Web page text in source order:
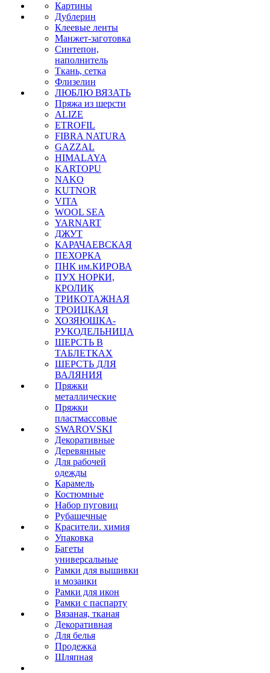
Картины
Дублерин
Клеевые ленты
Манжет-заготовка
Синтепон,
наполнитель
Ткань, сетка
Флизелин
ЛЮБЛЮ ВЯЗАТЬ
Пряжа из шерсти
ALIZE
ETROFIL
FIBRA NATURA
GAZZAL
HIMALAYA
KARTOPU
NAKO
KUTNOR
VITA
WOOL SEA
YARNART
ДЖУТ
КАРАЧАЕВСКАЯ
ПЕХОРКА
ПНК им.КИРОВА
ПУХ НОРКИ,
КРОЛИК
ТРИКОТАЖНАЯ
ТРОИЦКАЯ
ХОЗЯЮШКА-
РУКОДЕЛЬНИЦА
ШЕРСТЬ В
ТАБЛЕТКАХ
ШЕРСТЬ ДЛЯ
ВАЛЯНИЯ
Пряжки
металлические
Пряжки
пластмассовые
SWAROVSKI
Декоративные
Деревянные
Для рабочей
одежды
Карамель
Костюмные
Набор пуговиц
Рубашечные
Красители. химия
Упаковка
Багеты
универсальные
Рамки для вышивки
и мозаики
Рамки для икон
Рамки с паспарту
Вязаная, тканая
Декоративная
Для белья
Продежка
Шляпная